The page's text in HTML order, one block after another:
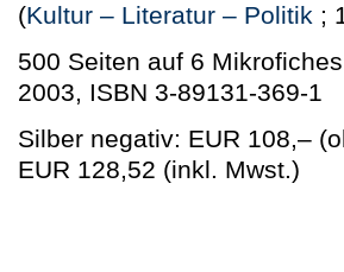
(Kultur – Literatur – Politik ;
500 Seiten auf 6 Mikrofiches
2003, ISBN 3-89131-369-1
Silber negativ: EUR 108,–
EUR 128,52 (inkl. Mwst.)